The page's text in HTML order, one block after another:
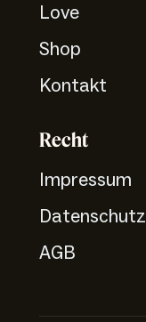
Love
Shop
Kontakt
Recht
Impressum
Datenschutz
AGB